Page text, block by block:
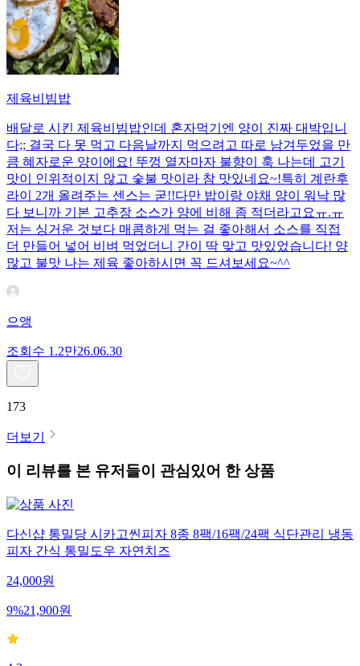
제육비빔밥
배달로 시킨 제육비빔밥인데 혼자먹기엔 양이 진짜 대박입니
다;; 결국 다 못 먹고 다음날까지 먹으려고 따로 남겨두었을 만
큼 혜자로운 양이에요! 뚜껑 열자마자 불향이 훅 나는데 고기
맛이 인위적이지 않고 숯불 맛이라 참 맛있네요~!특히 계란후
라이 2개 올려주는 센스는 굳!! ​다만 밥이랑 야채 양이 워낙 많
다 보니까 기본 고추장 소스가 양에 비해 좀 적더라고요ㅠ.ㅠ
저는 싱거운 것보다 매콤하게 먹는 걸 좋아해서 소스를 직접
더 만들어 넣어 비벼 먹었더니 간이 딱 맞고 맛있었습니다! 양
많고 불맛 나는 제육 좋아하시면 꼭 드셔보세요~^^
으앵
조회수 1.2만26.06.30
173
더보기
이 리뷰를 본 유저들이 관심있어 한 상품
다신샵 통밀당 시카고씬피자 8종 8팩/16팩/24팩 식단관리 냉동
피자 간식 통밀도우 자연치즈
24,000원
9%21,900원